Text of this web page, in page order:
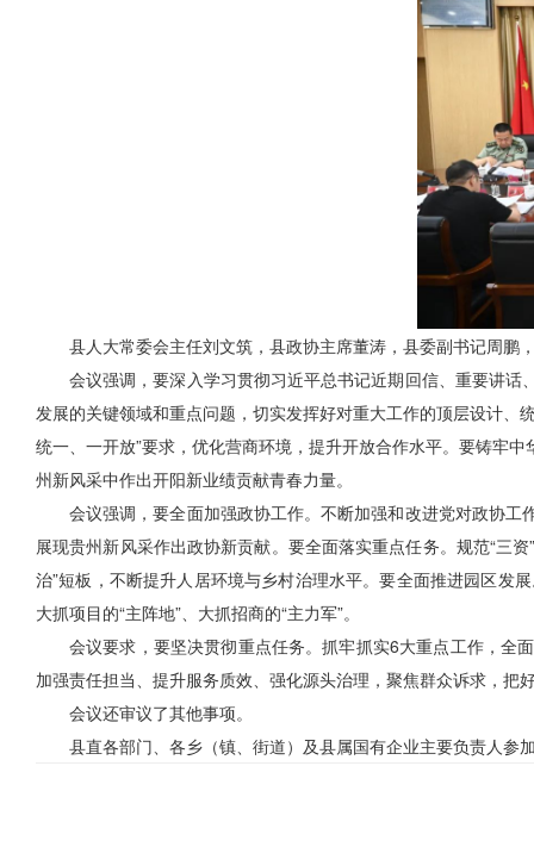
县人大常委会主任刘文筑，县政协主席董涛，县委副书记周
会议强调，要深入学习贯彻习近平总书记近期回信、重要讲
发展的关键领域和重点问题，切实发挥好对重大工作的顶层设计
统一、一开放”要求，优化营商环境，提升开放合作水平。要铸牢
州新风采中作出开阳新业绩贡献青春力量。
会议强调，要全面加强政协工作。不断加强和改进党对政协
展现贵州新风采作出政协新贡献。 要全面落实重点任务。规范“三
治”短板，不断提升人居环境与乡村治理水平。要全面推进园区发
大抓项目的“主阵地”、大抓招商的“主力军”。
会议要求， 要坚决贯彻重点任务。抓牢抓实6大重点工作，全
加强责任担当、提升服务质效、强化源头治理，聚焦群众诉求，
会议还审议了其他事项。
县直各部门、各乡（镇、街道）及县属国有企业主要负责人参